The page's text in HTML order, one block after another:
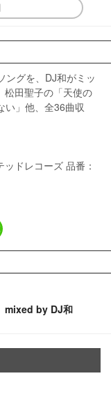
ングを、DJ和がミッ
松田聖子の「天使の
い」他、全36曲収
ドレコーズ 品番：
mixed by DJ和